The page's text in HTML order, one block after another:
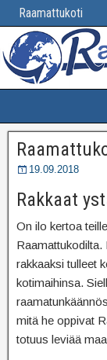
Raamattukoti
19.09.2018
Rakkaat
On ilo kertoa
Raamattukodilta.
rakkaaksi tulleet
kotimaihinsa.
mitä he oppivat
totuus leviää